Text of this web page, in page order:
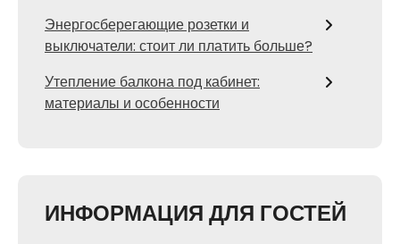
Энергосберегающие розетки и
выключатели: стоит ли платить больше?
Утепление балкона под кабинет:
материалы и особенности
ИНФОРМАЦИЯ ДЛЯ ГОСТЕЙ